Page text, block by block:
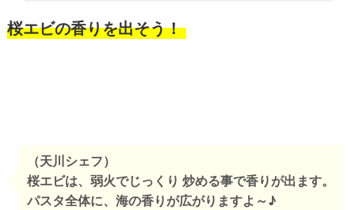
桜エビの香りを出そう！
（天川シェフ）
桜エビは、弱火でじっくり 炒める事で香りが出ます。
パスタ全体に、海の香りが広がりますよ～♪